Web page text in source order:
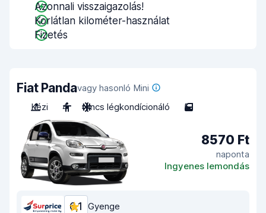
Azonnali visszaigazolás!
Korlátlan kilométer-használat
Fizetés
Fiat Pandavagy hasonló Mini
Kézi
4 Nincs légkondícionáló 5
8570 Ft
naponta
Ingyenes lemondás
6,1 Gyenge